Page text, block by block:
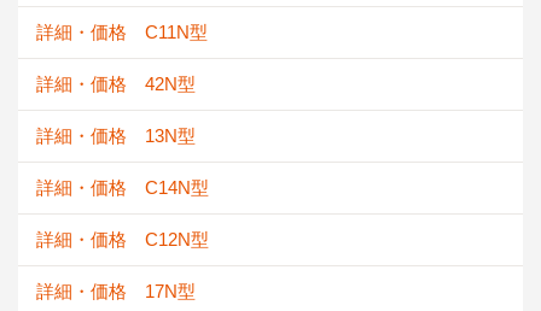
詳細・価格 C11N型
詳細・価格 42N型
詳細・価格 13N型
詳細・価格 C14N型
詳細・価格 C12N型
詳細・価格 17N型